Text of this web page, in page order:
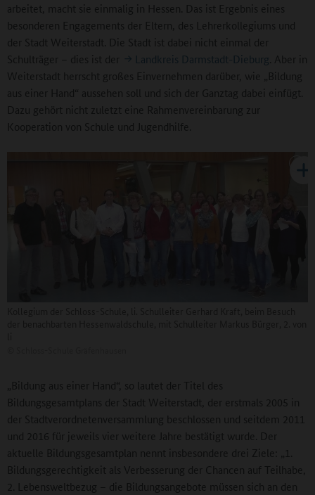
arbeitet, macht sie einmalig in Hessen. Das ist Ergebnis eines
besonderen Engagements der Eltern, des Lehrerkollegiums und
der Stadt Weiterstadt. Die Stadt ist dabei nicht einmal der
Schulträger – dies ist der
Landkreis Darmstadt-Dieburg . Aber in
Weiterstadt herrscht großes Einvernehmen darüber, wie „Bildung
aus einer Hand“ aussehen soll und sich der Ganztag dabei einfügt.
Dazu gehört nicht zuletzt eine Rahmenvereinbarung zur
Kooperation von Schule und Jugendhilfe.
„Bildung aus einer Hand“, so lautet der Titel des
Bildungsgesamtplans der Stadt Weiterstadt, der erstmals 2005 in
der Stadtverordnetenversammlung beschlossen und seitdem 2011
und 2016 für jeweils vier weitere Jahre bestätigt wurde. Der
aktuelle Bildungsgesamtplan nennt insbesondere drei Ziele: „1.
Bildungsgerechtigkeit als Verbesserung der Chancen auf Teilhabe,
2. Lebensweltbezug – die Bildungsangebote müssen sich an den